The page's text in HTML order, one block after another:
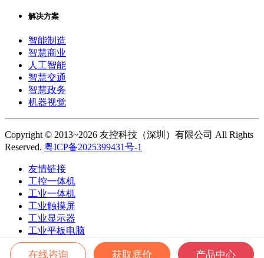
解决方案
智能制造
智慧商业
人工智能
智慧交通
智慧政务
机器视觉
Copyright © 2013~2026 友控科技（深圳）有限公司 All Rights
Reserved. 粤ICP备2025399431号-1
友情链接
工控一体机
工业一体机
工业触摸屏
工业显示器
工业平板电脑
工业触摸一体机
工业控制一体机
在线咨询 获取底价 产品中心